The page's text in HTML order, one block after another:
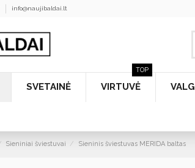
info@naujibaldai.lt
SVETAINĖ VIRTUVĖ
TOP
Sieniniai šviestuvai Sieninis šviestuvas MERIDA baltas